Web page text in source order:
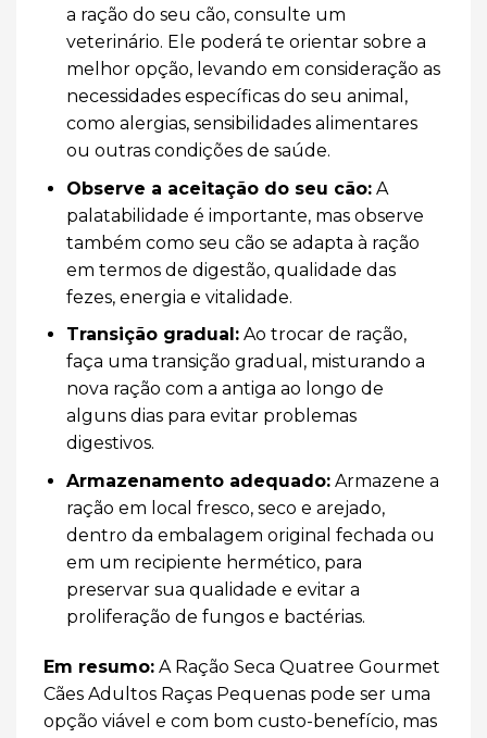
a ração do seu cão, consulte um
veterinário. Ele poderá te orientar sobre a
melhor opção, levando em consideração as
necessidades específicas do seu animal,
como alergias, sensibilidades alimentares
ou outras condições de saúde.
Observe a aceitação do seu cão:A
palatabilidade é importante, mas observe
também como seu cão se adapta à ração
em termos de digestão, qualidade das
fezes, energia e vitalidade.
Transição gradual:Ao trocar de ração,
faça uma transição gradual, misturando a
nova ração com a antiga ao longo de
alguns dias para evitar problemas
digestivos.
Armazenamento adequado:Armazene a
ração em local fresco, seco e arejado,
dentro da embalagem original fechada ou
em um recipiente hermético, para
preservar sua qualidade e evitar a
proliferação de fungos e bactérias.
Em resumo: A Ração Seca Quatree Gourmet
Cães Adultos Raças Pequenas pode ser uma
opção viável e com bom custo-benefício, mas